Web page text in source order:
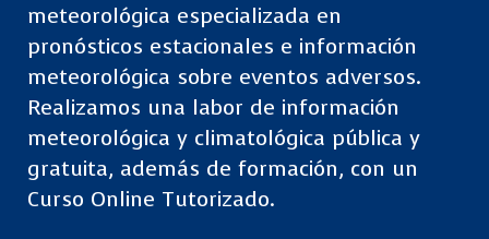
meteorológica especializada en
pronósticos estacionales e información
meteorológica sobre eventos adversos.
Realizamos una labor de información
meteorológica y climatológica pública y
gratuita, además de formación, con un
Curso Online Tutorizado.